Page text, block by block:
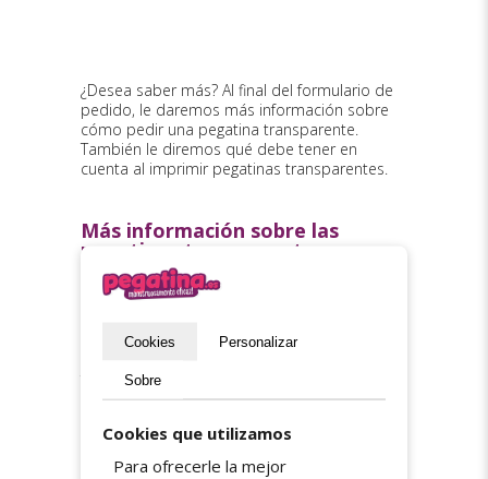
¿Desea saber más? Al final del formulario de
pedido, le daremos más información sobre
cómo pedir una pegatina transparente.
También le diremos qué debe tener en
cuenta al imprimir pegatinas transparentes.
Más información sobre las
pegatinas transparentes
personalizadas
transparentes, los colores se aplican
fondo blanco opaco. Cada color se compone
de una mezcla de los colores primarios +
blanco no se imprime; el fondo blanco del
soporte de impresión asume este papel. En
Cookies Personalizar
Sobre
Cookies que utilizamos
Para ofrecerle la mejor